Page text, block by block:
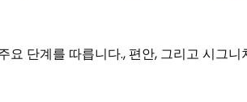
단계를 따릅니다., 편안, 그리고 시그니